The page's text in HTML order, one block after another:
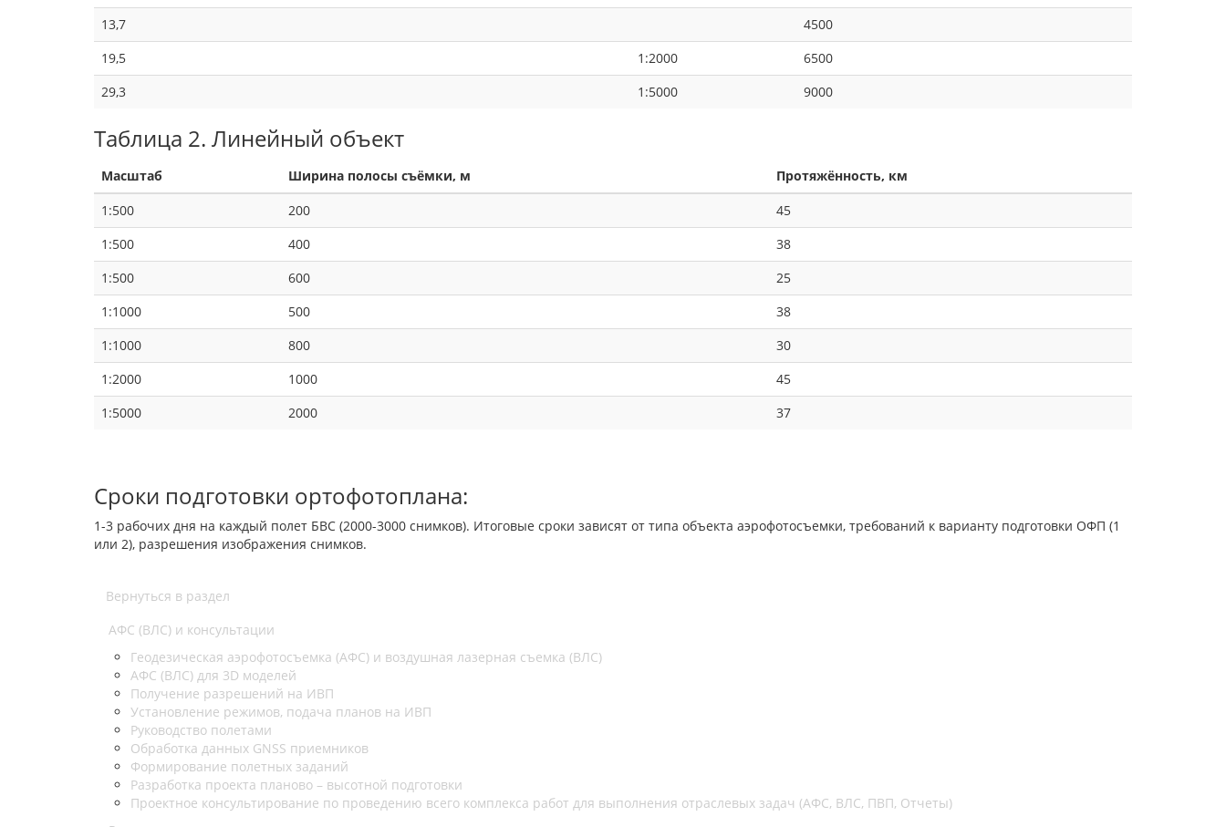
13,7
4500
19,5
1:2000
6500
29,3
1:5000 9000
Таблица 2. Линейный объект
Масштаб Ширина полосы съёмки, м
Протяжённость, км
1:500
200
45
1:500
400
38
1:500
600
25
1:1000
500
38
1:1000
800
30
1:2000
1000
45
1:5000
2000 37
Сроки подготовки ортофотоплана:
1-3 рабочих дня на каждый полет БВС (2000-3000 снимков). Итоговые сроки зависят от типа объекта аэрофотосъемки, требований к варианту подготовки ОФП (1
или 2), разрешения изображения снимков.
Вернуться в раздел
АФС (ВЛС) и консультации
Геодезическая аэрофотосъемка (АФС) и воздушная лазерная съемка (ВЛС)
АФС (ВЛС) для 3D моделей
Получение разрешений на ИВП
Установление режимов, подача планов на ИВП
Руководство полетами
Обработка данных GNSS приемников
Формирование полетных заданий
Разработка проекта планово – высотной подготовки
Проектное консультирование по проведению всего комплекса работ для выполнения отраслевых задач (АФС, ВЛС, ПВП, Отчеты)